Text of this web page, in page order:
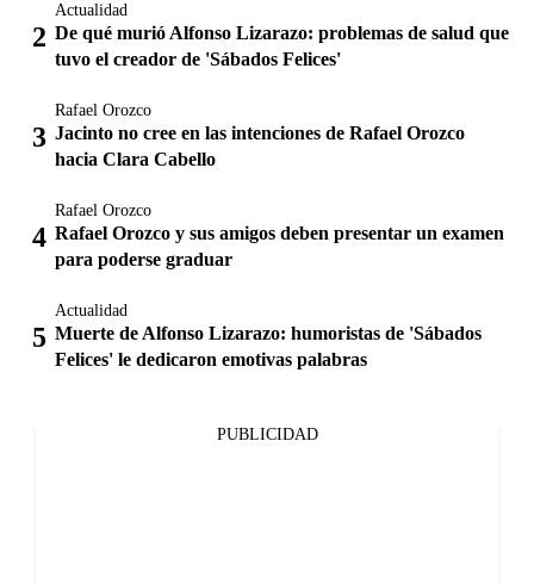
Actualidad
De qué murió Alfonso Lizarazo: problemas de salud que
tuvo el creador de 'Sábados Felices'
Rafael Orozco
Jacinto no cree en las intenciones de Rafael Orozco
hacia Clara Cabello
Rafael Orozco
Rafael Orozco y sus amigos deben presentar un examen
para poderse graduar
Actualidad
Muerte de Alfonso Lizarazo: humoristas de 'Sábados
Felices' le dedicaron emotivas palabras
PUBLICIDAD